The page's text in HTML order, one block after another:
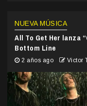
NUEVA MÚSICA
All To Get Her lanza
Bottom Line
2 años ago Victor